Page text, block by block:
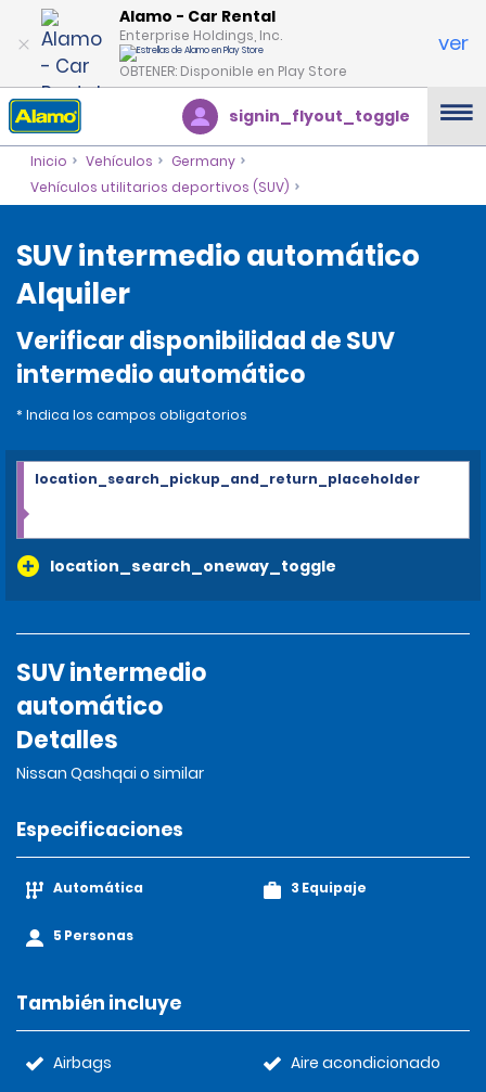
Alamo - Car Rental
Enterprise Holdings, Inc.
OBTENER: Disponible en Play Store
ver
signin_flyout_toggle
Inicio Vehículos
Germany
Vehículos utilitarios deportivos (SUV)
SUV intermedio automático
Alquiler
Verificar disponibilidad de SUV
intermedio automático
* Indica los campos obligatorios
location_search_oneway_toggle
location_search_pickup_and_return_placeholder
SUV intermedio
automático
Detalles
Nissan Qashqai o similar
Especificaciones
Automática
5 Personas
3 Equipaje
También incluye
Airbags
Aire acondicionado